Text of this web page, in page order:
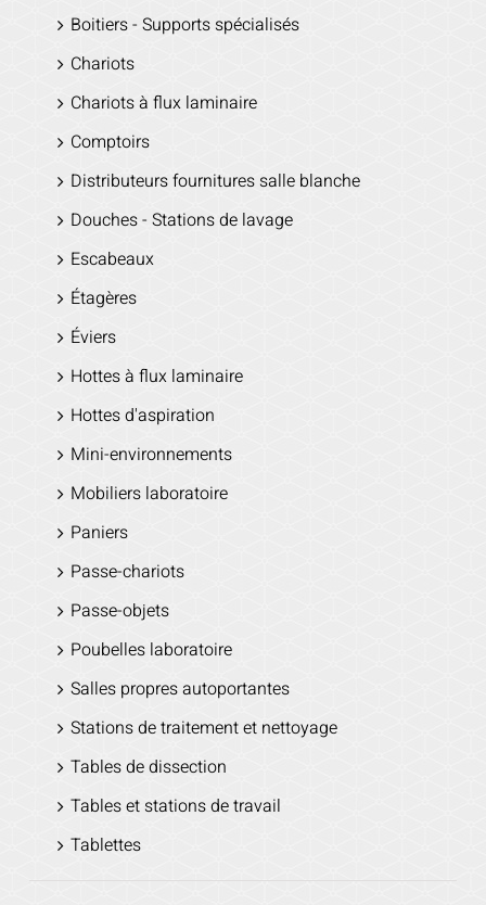
Boitiers - Supports spécialisés
Chariots
Chariots à flux laminaire
Comptoirs
Distributeurs fournitures salle blanche
Douches - Stations de lavage
Escabeaux
Étagères
Éviers
Hottes à flux laminaire
Hottes d'aspiration
Mini-environnements
Mobiliers laboratoire
Paniers
Passe-chariots
Passe-objets
Poubelles laboratoire
Salles propres autoportantes
Stations de traitement et nettoyage
Tables de dissection
Tables et stations de travail
Tablettes